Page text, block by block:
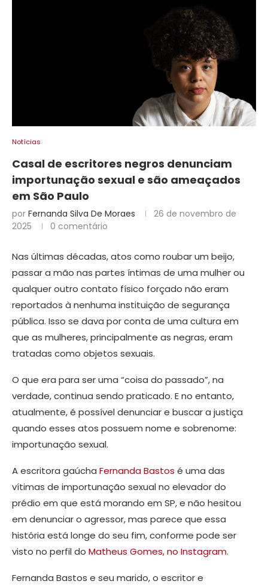
Notícias
Casal de escritores negros denunciam
importunação sexual e são ameaçados
em São Paulo
por Fernanda Silva De Moraes
26 de novembro de
2025
0 comentário
Nas últimas décadas, atos como roubar um beijo,
passar a mão nas partes íntimas de uma mulher ou
qualquer outro contato físico forçado não eram
reportados à nenhuma instituição de segurança
pública. Isso se dava por conta de uma cultura em
que as mulheres, principalmente as negras, eram
tratadas como objetos sexuais.
O que era para ser uma “coisa do passado”, na
verdade, continua sendo praticado. E no entanto,
atualmente, é possível denunciar e buscar a justiça
quando esses atos possuem nome e sobrenome:
importunação sexual.
A escritora gaúcha Fernanda Bastos é uma das
vítimas de importunação sexual no elevador do
prédio em que está morando em SP, e não hesitou
em denunciar o agressor, mas parece que essa
história está longe do seu fim, conforme pode ser
visto no perfil do Matheus Gomes, no Instagram.
Fernanda Bastos e seu marido, o escritor e